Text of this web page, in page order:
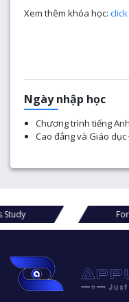
Xem thêm khóa học:
Ngày nhập học
Chương trình tiếng
Cao đẳng và Giáo dục
For Overseas